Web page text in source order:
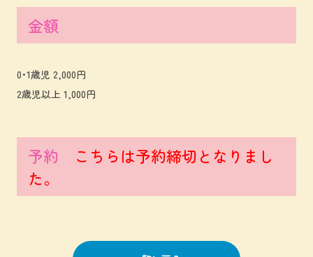
金額
0･1歳児 2,000円
2歳児以上 1,000円
予約
こちらは予約締切となりまし
た。